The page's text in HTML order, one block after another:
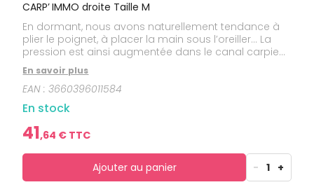
bucco-
dentaire
CARP’ IMMO droite Taille M
En dormant, nous avons naturellement tendance à
plier le poignet, à placer la main sous l’oreiller... La
pression est ainsi augmentée dans le canal carpien
et des douleurs apparaissent. CARP’IMMO®
positionne votre poignet dans le prolongement de
l’avant-bras pour libérer le nerf médian et ainsi
minimiser l’apparition et la gravité des symptômes. +
Ultra confortable, elle se fait oublier pour ne pas
pertuber la qualité de votre sommeil.
En savoir plus
EAN :3660396011584
En stock
41,64 € TTC
Ajouter au panier - 1 +